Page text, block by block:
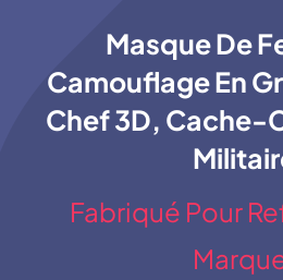
Catalogue
À propos
Contact
Masque De
Camouflage En
Chef 3D, Cache-
Fabriqué Pour